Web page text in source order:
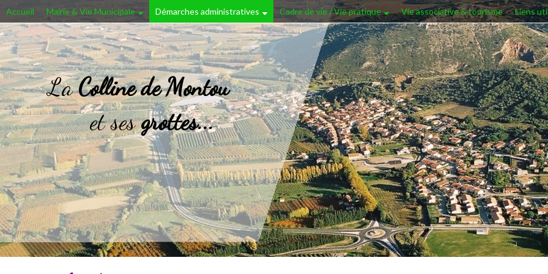
Accueil Mairie & Vie Municipale Démarches administratives Cadre de vie / Vie pratique Vie associative & tourisme Liens
LaColline de Montou
et sesgrottes...